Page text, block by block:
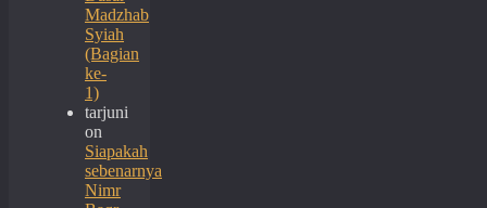
Madzhab
Syiah
(Bagian
ke-
1)
tarjuni
on
Siapakah
sebenarnya
Nimr